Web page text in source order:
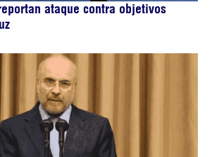
ataque contra objetivos